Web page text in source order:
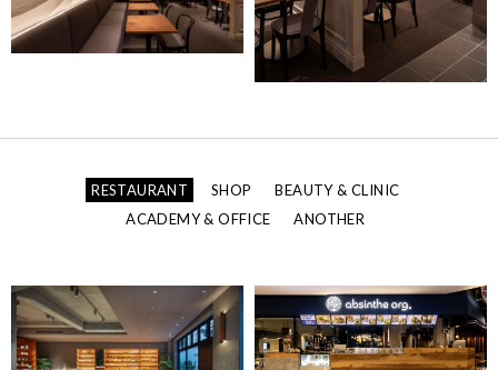
RESTAURANT SHOP
BEAUTY & CLINIC
ACADEMY & OFFICE
ANOTHER